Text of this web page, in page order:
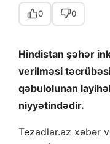
0 0
Hindistan şəhər
verilməsi
qəbulolunan
niyyətindədir.
Tezadlar.az xəbər